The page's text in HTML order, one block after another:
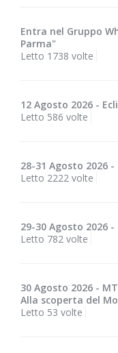
Entra nel Gruppo
Parma"
Letto 1738 volte
12 Agosto 2026 -
Letto 586 volte
28-31 Agosto 2026
Letto 2222 volte
29-30 Agosto 2026
Letto 782 volte
30 Agosto 2026 -
Alla scoperta del
Letto 53 volte